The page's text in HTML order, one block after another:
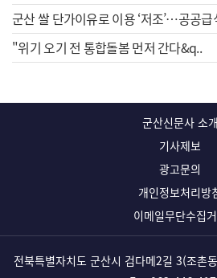
군산 쌀 단가이유로 이용 ‘저조’…공공급
"위기 오기 전 통합돌봄 먼저 간다&q..
군산신문사 소개
기사제보
광고문의
개인정보처리방
이메일무단수집
전북특별자치도 군산시 검다메2길 3(조촌